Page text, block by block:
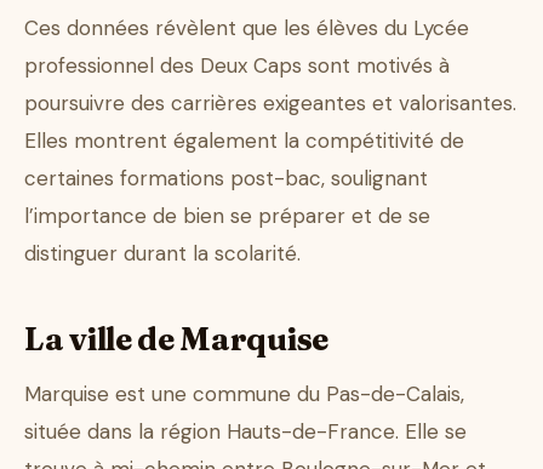
Ces données révèlent que les élèves du Lycée
professionnel des Deux Caps sont motivés à
poursuivre des carrières exigeantes et valorisantes.
Elles montrent également la compétitivité de
certaines formations post-bac, soulignant
l’importance de bien se préparer et de se
distinguer durant la scolarité.
La ville de Marquise
Marquise est une commune du Pas-de-Calais,
située dans la région Hauts-de-France. Elle se